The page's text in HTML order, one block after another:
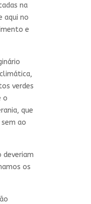
na
aqui no
e
verdes
o
que
ao
deveriam
os